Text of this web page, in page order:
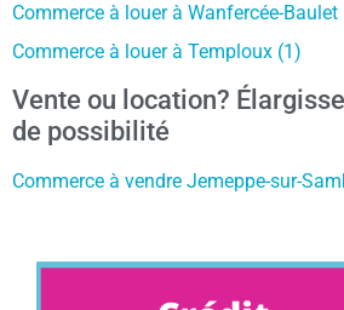
Commerce à louer à Wanfercée-Baulet
Commerce à louer à Temploux (1)
Vente ou location?
de possibilité
Commerce à vendre Jemeppe-sur-